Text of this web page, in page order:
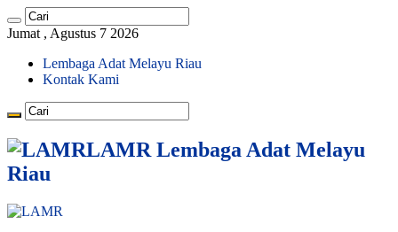
Jumat , Agustus 7 2026
Lembaga Adat Melayu Riau
Kontak Kami
LAMR Lembaga Adat Melayu
Riau